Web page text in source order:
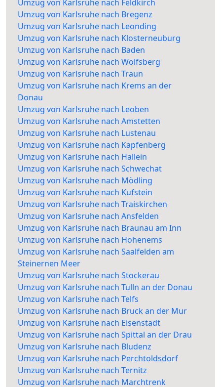
Umzug von Karlsruhe nach Feldkirch
Umzug von Karlsruhe nach Bregenz
Umzug von Karlsruhe nach Leonding
Umzug von Karlsruhe nach Klosterneuburg
Umzug von Karlsruhe nach Baden
Umzug von Karlsruhe nach Wolfsberg
Umzug von Karlsruhe nach Traun
Umzug von Karlsruhe nach Krems an der
Donau
Umzug von Karlsruhe nach Leoben
Umzug von Karlsruhe nach Amstetten
Umzug von Karlsruhe nach Lustenau
Umzug von Karlsruhe nach Kapfenberg
Umzug von Karlsruhe nach Hallein
Umzug von Karlsruhe nach Schwechat
Umzug von Karlsruhe nach Mödling
Umzug von Karlsruhe nach Kufstein
Umzug von Karlsruhe nach Traiskirchen
Umzug von Karlsruhe nach Ansfelden
Umzug von Karlsruhe nach Braunau am Inn
Umzug von Karlsruhe nach Hohenems
Umzug von Karlsruhe nach Saalfelden am
Steinernen Meer
Umzug von Karlsruhe nach Stockerau
Umzug von Karlsruhe nach Tulln an der Donau
Umzug von Karlsruhe nach Telfs
Umzug von Karlsruhe nach Bruck an der Mur
Umzug von Karlsruhe nach Eisenstadt
Umzug von Karlsruhe nach Spittal an der Drau
Umzug von Karlsruhe nach Bludenz
Umzug von Karlsruhe nach Perchtoldsdorf
Umzug von Karlsruhe nach Ternitz
Umzug von Karlsruhe nach Marchtrenk